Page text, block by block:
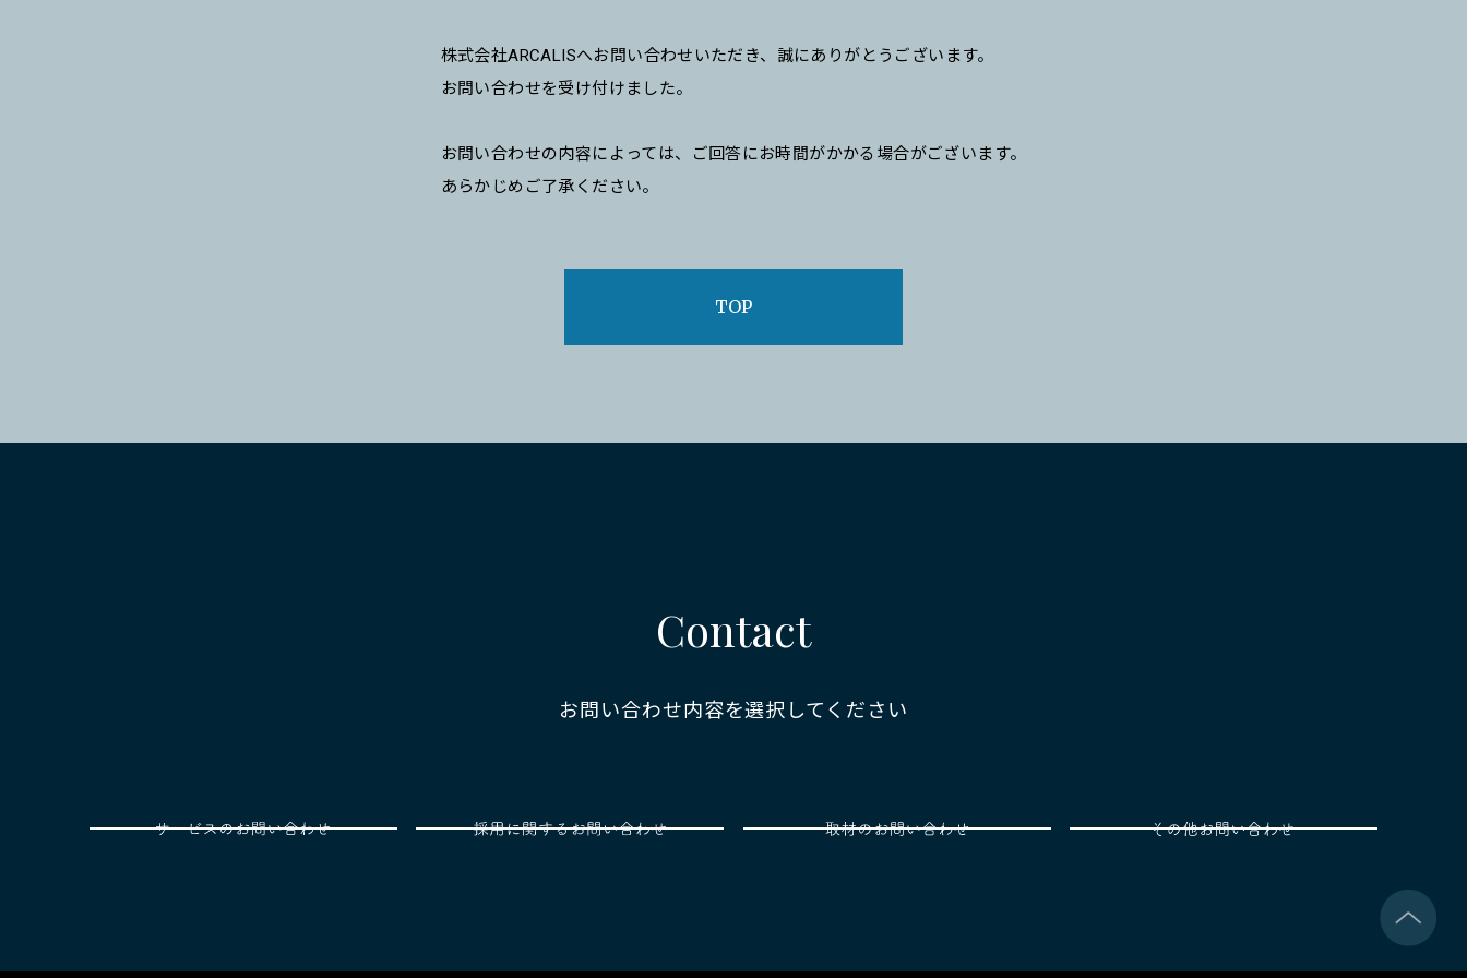
株式会社ARCALISへお問い合わせいただき、誠にありがとうございます。
お問い合わせを受け付けました。
お問い合わせの内容によっては、ご回答にお時間がかかる場合がございます。
あらかじめご了承ください。
TOP
Contact
お問い合わせ内容を選択してください